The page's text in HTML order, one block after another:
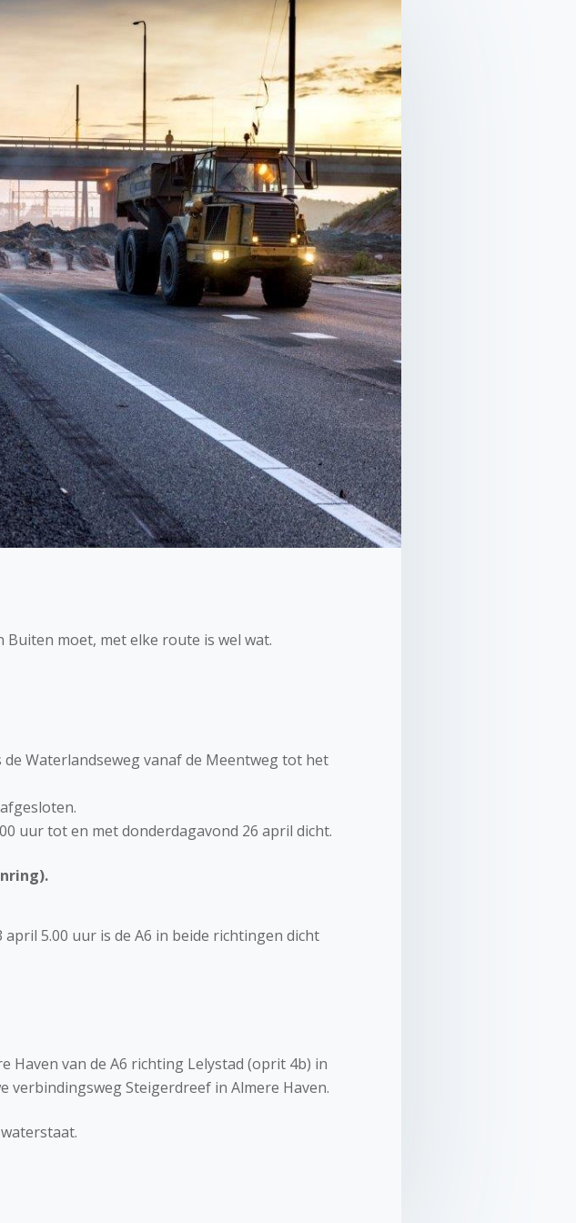
moet, met elke route is wel wat.
Waterlandseweg vanaf de Meentweg tot het
uur tot en met donderdagavond 26 april dicht.
5.00 uur is de A6 in beide richtingen dicht
Haven van de A6 richting Lelystad (oprit 4b) in
verbindingsweg Steigerdreef in Almere Haven.